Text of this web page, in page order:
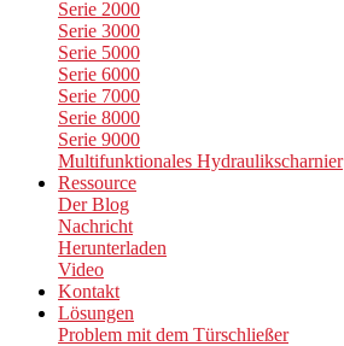
Serie 2000
Serie 3000
Serie 5000
Serie 6000
Serie 7000
Serie 8000
Serie 9000
Multifunktionales Hydraulikscharnier
Ressource
Der Blog
Nachricht
Herunterladen
Video
Kontakt
Lösungen
Problem mit dem Türschließer